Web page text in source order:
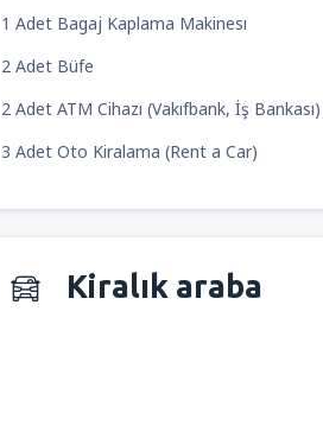
1 Adet Bagaj Kaplama Makinesı
2 Adet Büfe
2 Adet ATM Cihazı (Vakıfbank, İş Bankası)
3 Adet Oto Kiralama (Rent a Car)
Kiralık araba